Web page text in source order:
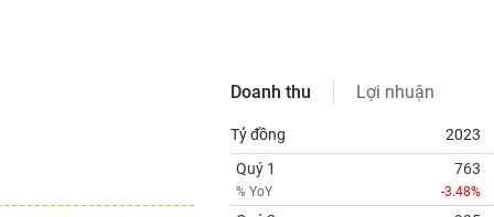
Doanh thu Lợi nhuận
Tỷ đồng 2023
Quý 1
% YoY
763
-3.48%